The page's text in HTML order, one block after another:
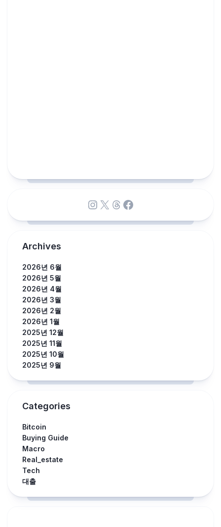
Instagram
X Threads
Facebook
Archives
2026년 6월
2026년 5월
2026년 4월
2026년 3월
2026년 2월
2026년 1월
2025년 12월
2025년 11월
2025년 10월
2025년 9월
Categories
Bitcoin
Buying Guide
Macro
Real_estate
Tech
대출